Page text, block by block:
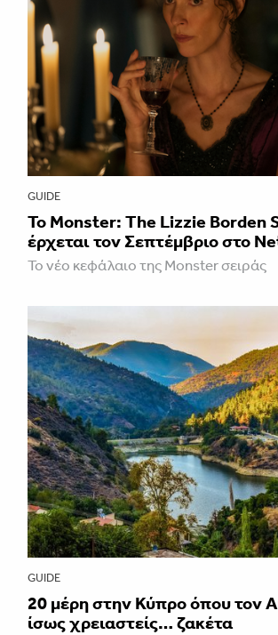
GUIDE
Το Monster: The Lizzie Borden
έρχεται τον Σεπτέμβριο στο
Το νέο κεφάλαιο της Monster σειράς
GUIDE
20 μέρη στην Κύπρο όπου τον
ίσως χρειαστείς… ζακέτα